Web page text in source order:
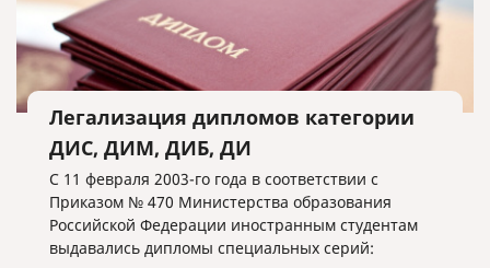
Легализация дипломов категории
ДИС, ДИМ, ДИБ, ДИ
С 11 февраля 2003-го года в соответствии с
Приказом № 470 Министерства образования
Российской Федерации иностранным студентам
выдавались дипломы специальных серий: